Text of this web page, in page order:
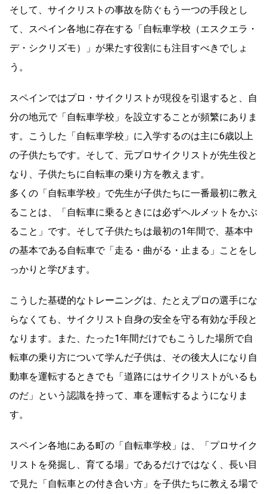
そして、サイクリストの事故を防ぐもう一つの手段とし
て、スペイン各地に存在する「自転車学校（エスクエラ・
デ・シクリズモ）」が果たす役割にも注目すべきでしょ
う。
スペインではプロ・サイクリストが現役を引退すると、自
分の地元で「自転車学校」を設立することが頻繁にありま
す。こうした「自転車学校」に入学するのは主に6歳以上
の子供たちです。そして、元プロサイクリストが先生役と
なり、子供たちに自転車の乗り方を教えます。
多くの「自転車学校」で先生が子供たちに一番最初に教え
ることは、「自転車に乗るときには必ずヘルメットをかぶ
ること」です。そして子供たちは最初の1年間で、基本中
の基本である自転車で「走る・曲がる・止まる」ことをし
っかりと学びます。
こうした基礎的なトレーニングは、たとえプロの選手にな
らなくても、サイクリスト自身の安全を守る有効な手段と
なります。また、たった1年間だけでもこうした場所で自
転車の乗り方について学んだ子供は、その後大人になり自
動車を運転するときでも「道路にはサイクリストがいるも
のだ」という認識を持って、車を運転するようになりま
す。
スペイン各地にある町の「自転車学校」は、「プロサイク
リストを発掘し、育てる場」であるだけではなく、長い目
で見た「自転車との付き合い方」を子供たちに教える場で